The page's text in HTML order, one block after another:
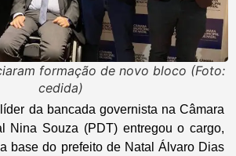
formação de novo bloco (Foto:
cedida)
da bancada governista na Câmara
Nina Souza (PDT) entregou o cargo,
base do prefeito de Natal Álvaro Dias